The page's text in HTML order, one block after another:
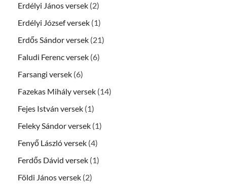
Erdélyi János versek (2)
Erdélyi József versek (1)
Erdős Sándor versek (21)
Faludi Ferenc versek (6)
Farsangi versek (6)
Fazekas Mihály versek (14)
Fejes István versek (1)
Feleky Sándor versek (1)
Fenyő László versek (4)
Ferdős Dávid versek (1)
Földi János versek (2)